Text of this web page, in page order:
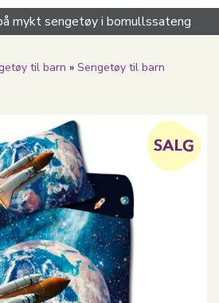
mykt sengetøy i bomullssateng
til barn » Sengetøy til barn